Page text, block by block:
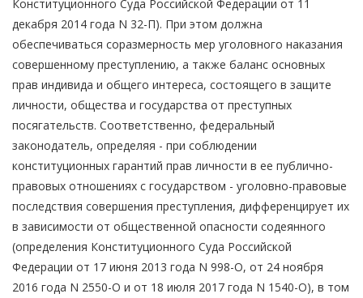
Конституционного Суда Российской Федерации от 11
декабря 2014 года N 32-П). При этом должна
обеспечиваться соразмерность мер уголовного наказания
совершенному преступлению, а также баланс основных
прав индивида и общего интереса, состоящего в защите
личности, общества и государства от преступных
посягательств. Соответственно, федеральный
законодатель, определяя - при соблюдении
конституционных гарантий прав личности в ее публично-
правовых отношениях с государством - уголовно-правовые
последствия совершения преступления, дифференцирует их
в зависимости от общественной опасности содеянного
(определения Конституционного Суда Российской
Федерации от 17 июня 2013 года N 998-О, от 24 ноября
2016 года N 2550-О и от 18 июля 2017 года N 1540-О), в том